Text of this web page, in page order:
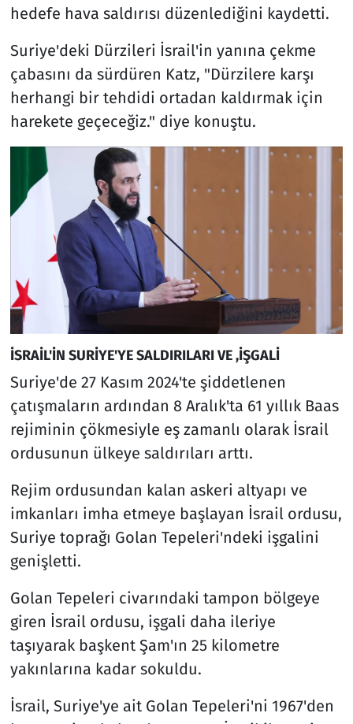
hedefe hava saldırısı düzenlediğini kaydetti.
Suriye'deki Dürzileri İsrail'in yanına çekme
çabasını da sürdüren Katz, "Dürzilere karşı
herhangi bir tehdidi ortadan kaldırmak için
harekete geçeceğiz." diye konuştu.
İSRAİL'İN SURİYE'YE SALDIRILARI VE ,İŞGALİ
Suriye'de 27 Kasım 2024'te şiddetlenen
çatışmaların ardından 8 Aralık'ta 61 yıllık Baas
rejiminin çökmesiyle eş zamanlı olarak İsrail
ordusunun ülkeye saldırıları arttı.
Rejim ordusundan kalan askeri altyapı ve
imkanları imha etmeye başlayan İsrail ordusu,
Suriye toprağı Golan Tepeleri'ndeki işgalini
genişletti.
Golan Tepeleri civarındaki tampon bölgeye
giren İsrail ordusu, işgali daha ileriye
taşıyarak başkent Şam'ın 25 kilometre
yakınlarına kadar sokuldu.
İsrail, Suriye'ye ait Golan Tepeleri'ni 1967'den